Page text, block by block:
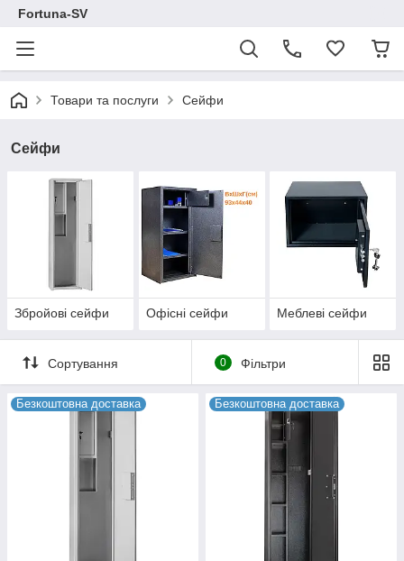
Fortuna-SV
Товари та послуги Сейфи
Сейфи
Збройові сейфи Офісні сейфи Меблеві сейфи
Сортування 0 Фільтри
Безкоштовна доставка Безкоштовна доставка